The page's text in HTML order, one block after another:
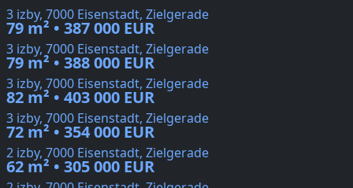
3 izby, 7000 Eisenstadt, Zielgerade
79 m² • 387 000 EUR
3 izby, 7000 Eisenstadt, Zielgerade
79 m² • 388 000 EUR
3 izby, 7000 Eisenstadt, Zielgerade
82 m² • 403 000 EUR
3 izby, 7000 Eisenstadt, Zielgerade
72 m² • 354 000 EUR
2 izby, 7000 Eisenstadt, Zielgerade
62 m² • 305 000 EUR